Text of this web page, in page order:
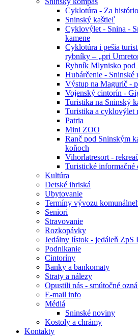
Cyklotúra - Za
Sninský kaštieľ
Cyklovýlet - Snina -
kamene
Cyklotúra i pešia
rybníky – „pri
Rybník Mlynisko pod
Hubárčenie - Sninské
Výstup na Magurič -
Vojenský cintorín -
Turistika na Sninský
Turistika a cyklovýlet
Patria
Mini ZOO
Ranč pod Sninským
koňoch
Vihorlatresort -
Turistické informačné
Kultúra
Detské ihriská
Ubytovanie
Termíny vývozu
Seniori
Stravovanie
Rozkopávky
Jedálny lístok - jedáleň ZpS
Podnikanie
Cintoríny
Banky a bankomaty
Straty a nálezy
Opustili nás - smútočné
E-mail info
Médiá
Sninské noviny
Kostoly a chrámy
Kontakty